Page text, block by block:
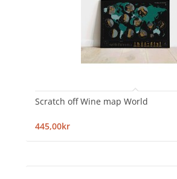
Scratch off Wine map World
445,00kr